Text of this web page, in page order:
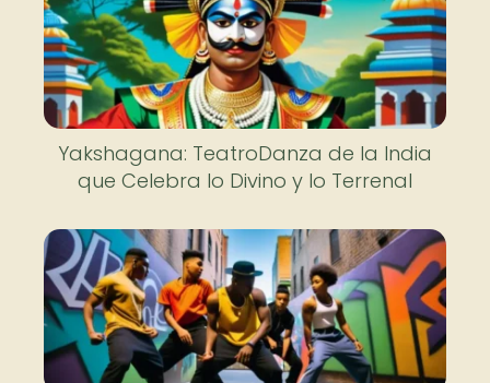
Yakshagana: TeatroDanza de la India
que Celebra lo Divino y lo Terrenal